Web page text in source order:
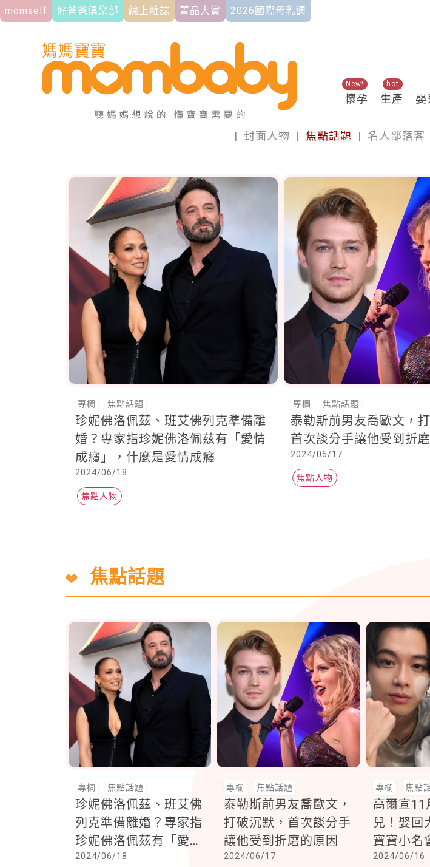
momself 好爸爸俱樂部 線上雜誌 菁品大賞 2026國際母乳週
懷孕
New!
生產
hot
嬰
專欄
| 封面人物 | 焦點話題 | 名人部落客
專欄 焦點話題
珍妮佛洛佩茲、班艾佛列克準備離
婚？專家指珍妮佛洛佩茲有「愛情
成癮」，什麼是愛情成癮
2024/06/18
焦點人物
專欄 焦點話題
泰勒斯前男友喬歐文，
首次談分手讓他受到折
2024/06/17
焦點人物
焦點話題
專欄 焦點話題
珍妮佛洛佩茲、班艾佛
列克準備離婚？專家指
珍妮佛洛佩茲有「愛情
成癮」，什麼是愛情成
2024/06/18
專欄 焦點話題
泰勒斯前男友喬歐文，
打破沉默，首次談分手
讓他受到折磨的原因
2024/06/17
專欄 焦點
高爾宣11
兒！娶回
寶寶小名
2024/06/16